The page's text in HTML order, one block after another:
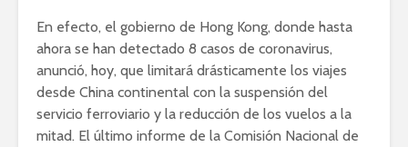
En efecto, el gobierno de Hong Kong, donde hasta
ahora se han detectado 8 casos de coronavirus,
anunció, hoy, que limitará drásticamente los viajes
desde China continental con la suspensión del
servicio ferroviario y la reducción de los vuelos a la
mitad. El último informe de la Comisión Nacional de